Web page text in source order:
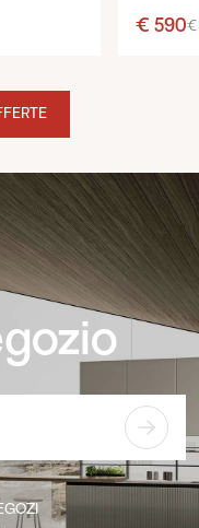
€ 590€